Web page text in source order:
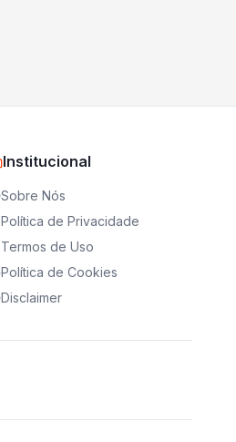
Institucional
Sobre Nós
Política de Privacidade
Termos de Uso
Política de Cookies
Disclaimer